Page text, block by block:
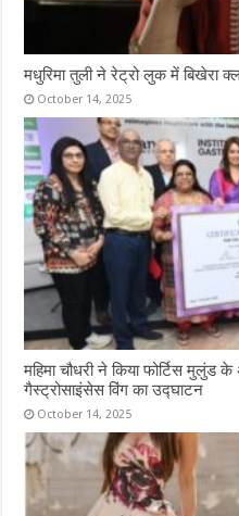
मधुरिमा तुली ने रेट्रो लुक में बिखेरा
October 14, 2025
महिमा चौधरी ने किया फोर्टिस
गैस्ट्रोसाइंसेस विंग का उद्घाटन
October 14, 2025